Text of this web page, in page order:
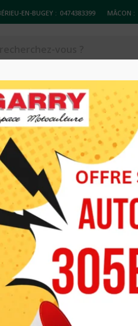
EN-BUGEY : 0474383399 MÂCON :
ACCESSOIRES